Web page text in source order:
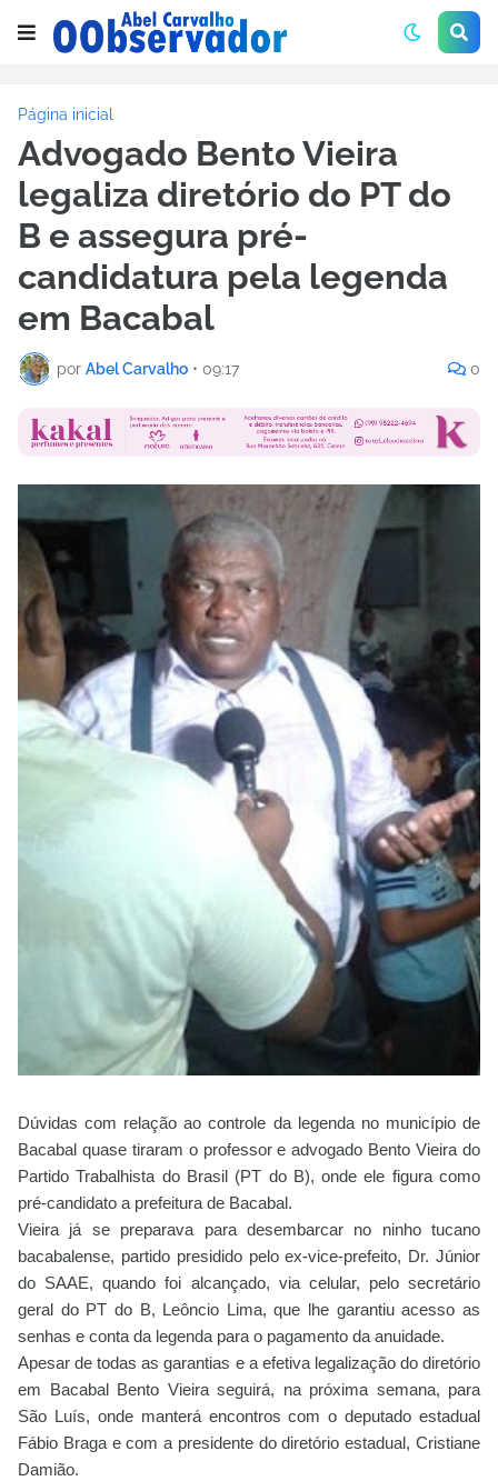
Página inicial
Advogado Bento Vieira
legaliza diretório do PT do
B e assegura pré-
candidatura pela legenda
em Bacabal
por Abel Carvalho • 09:17 0
Dúvidas com relação ao controle da legenda no município de
Bacabal quase tiraram o professor e advogado Bento Vieira do
Partido Trabalhista do Brasil (PT do B), onde ele figura como
pré-candidato a prefeitura de Bacabal.
Vieira já se preparava para desembarcar no ninho tucano
bacabalense, partido presidido pelo ex-vice-prefeito, Dr. Júnior
do SAAE, quando foi alcançado, via celular, pelo secretário
geral do PT do B, Leôncio Lima, que lhe garantiu acesso as
senhas e conta da legenda para o pagamento da anuidade.
Apesar de todas as garantias e a efetiva legalização do diretório
em Bacabal Bento Vieira seguirá, na próxima semana, para
São Luís, onde manterá encontros com o deputado estadual
Fábio Braga e coma presidente do diretório estadual, Cristiane
Damião.